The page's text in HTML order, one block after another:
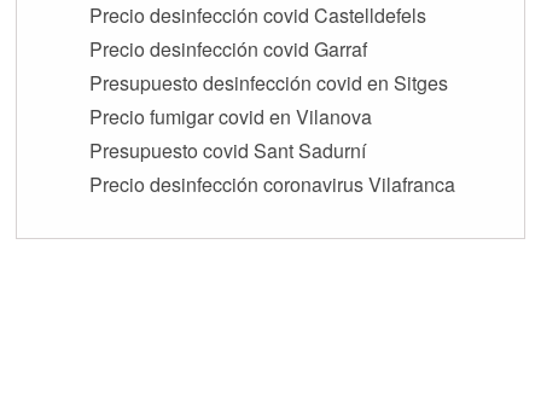
Precio desinfección covid Castelldefels
Precio desinfección covid Garraf
Presupuesto desinfección covid en Sitges
Precio fumigar covid en Vilanova
Presupuesto covid Sant Sadurní
Precio desinfección coronavirus Vilafranca